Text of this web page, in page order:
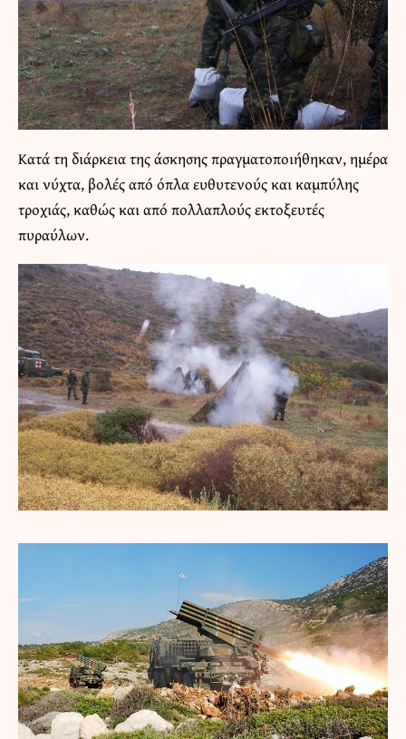
Κατά τη διάρκεια της άσκησης πραγματοποιήθηκαν, ημέρα
και νύχτα, βολές από όπλα ευθυτενούς και καμπύλης
τροχιάς, καθώς και από πολλαπλούς εκτοξευτές
πυραύλων.